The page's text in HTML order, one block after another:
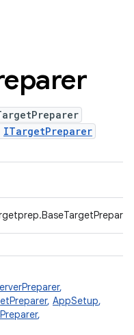
ITargetPreparer
,
, AppSetup,
,